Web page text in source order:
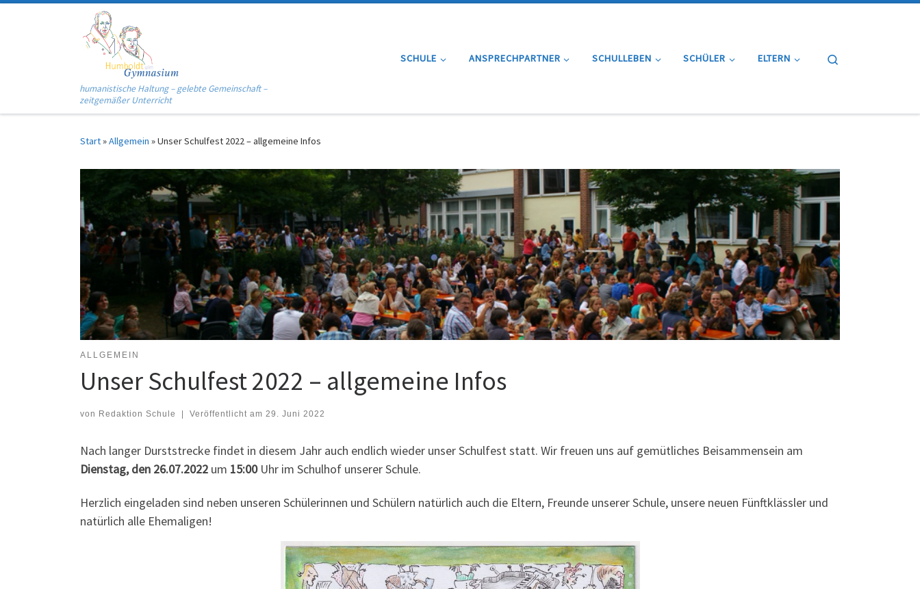
Zum Inhalt springen
humanistische Haltung – gelebte Gemeinschaft –
zeitgemäßer Unterricht
SCHULE ANSPRECHPARTNER SCHULLEBEN SCHÜLER ELTERN
Start»Allgemein »Unser Schulfest 2022 – allgemeine Infos
ALLGEMEIN
Unser Schulfest 2022 – allgemeine Infos
von Redaktion Schule | Veröffentlicht am 29. Juni 2022
Nach langer Durststrecke findet in diesem Jahr auch endlich wieder unser Schulfest statt. Wir freuen uns auf gemütliches Beisammensein am
Dienstag, den 26.07.2022 um 15:00Uhr im Schulhof unserer Schule.
Herzlich eingeladen sind neben unseren Schülerinnen und Schülern natürlich auch die Eltern, Freunde unserer Schule, unsere neuen Fünftklässler und
natürlich alle Ehemaligen!